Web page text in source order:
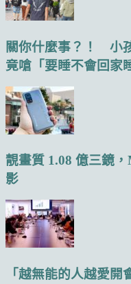
關你什麼事？！ 小
竟嗆「要睡不會回家
靚畫質 1.08 億三鏡
影
「越無能的人越愛